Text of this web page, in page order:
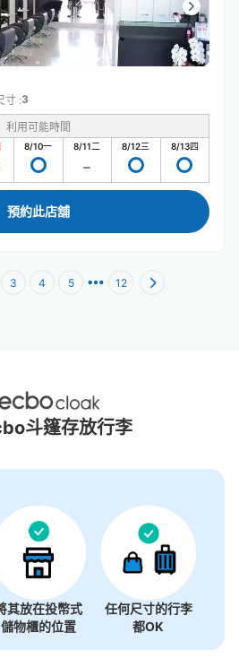
寸 :3
利用可能時間
8/10一 8/11二 8/12三 8/13四
預約此店舖
3 4 5 12
附近推薦的寄物櫃
投幣式置物櫃
斗篷存放行李
其放在投幣式
儲物櫃的位置
任何尺寸的行李
都OK